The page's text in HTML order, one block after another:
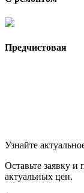
Предчистовая
Узнайте
Оставьте заявку
актуальных цен.